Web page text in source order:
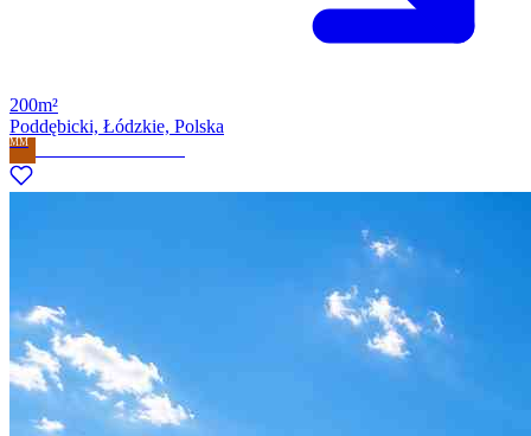
200m²
Poddębicki, Łódzkie, Polska
MM